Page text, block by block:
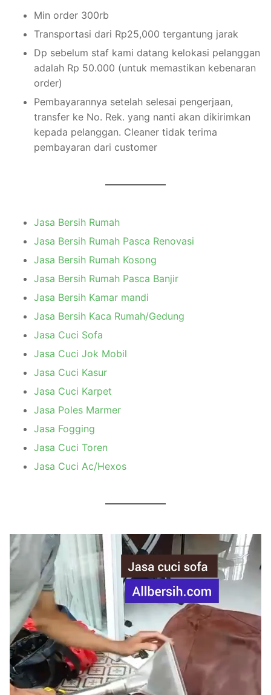
Min order 300rb
Transportasi dari Rp25,000 tergantung jarak
Dp sebelum staf kami datang kelokasi pelanggan
adalah Rp 50.000 (untuk memastikan kebenaran
order)
Pembayarannya setelah selesai pengerjaan,
transfer ke No. Rek. yang nanti akan dikirimkan
kepada pelanggan. Cleaner tidak terima
pembayaran dari customer
Jasa Bersih Rumah
Jasa Bersih Rumah Pasca Renovasi
Jasa Bersih Rumah Kosong
Jasa Bersih Rumah Pasca Banjir
Jasa Bersih Kamar mandi
Jasa Bersih Kaca Rumah/Gedung
Jasa Cuci Sofa
Jasa Cuci Jok Mobil
Jasa Cuci Kasur
Jasa Cuci Karpet
Jasa Poles Marmer
Jasa Fogging
Jasa Cuci Toren
Jasa Cuci Ac/Hexos